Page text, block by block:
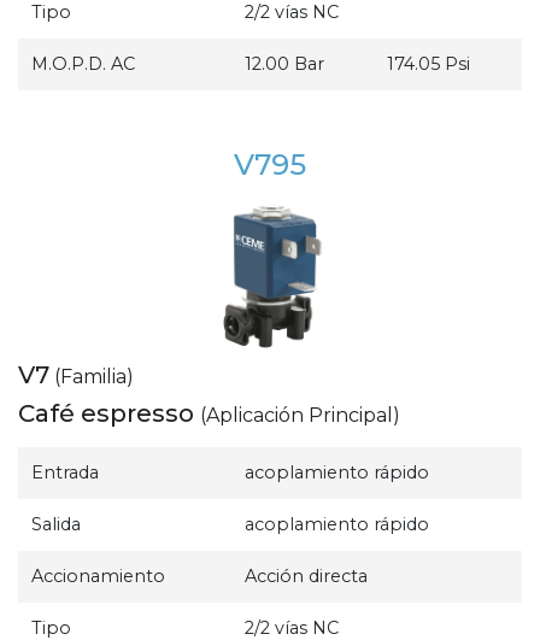
Tipo 2/2 vías NC
M.O.P.D. AC 12.00 Bar 174.05 Psi
V795
V7 (Familia)
Café espresso (Aplicación Principal)
Entrada acoplamiento rápido
Salida acoplamiento rápido
Accionamiento Acción directa
Tipo 2/2 vías NC